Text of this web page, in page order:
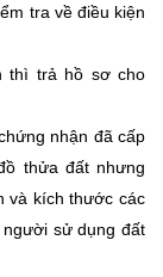
tra về điều kiện
thì trả hồ sơ cho
nhận đã cấp
thửa đất nhưng
và kích thước các
sử dụng đất